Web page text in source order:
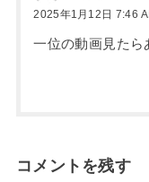
2025年1月12日 7:46
一位の動画見たら
コメントを残す